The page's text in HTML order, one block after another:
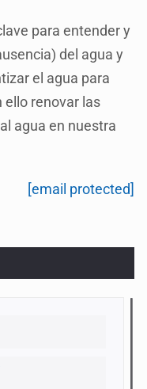
para entender y
del agua y
el agua para
ello renovar las
agua en nuestra
[email protected]